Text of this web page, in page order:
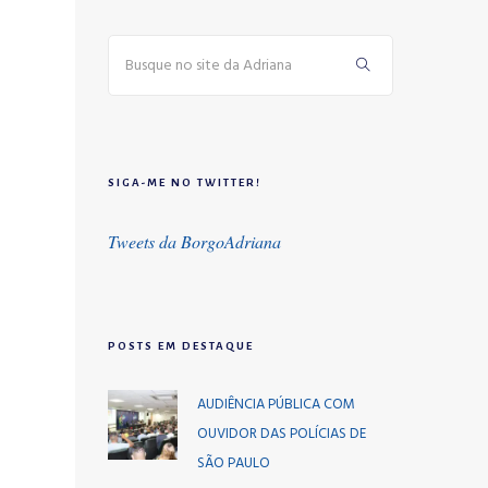
SIGA-ME NO TWITTER!
Tweets da BorgoAdriana
POSTS EM DESTAQUE
AUDIÊNCIA PÚBLICA COM
OUVIDOR DAS POLÍCIAS DE
SÃO PAULO